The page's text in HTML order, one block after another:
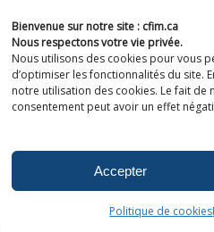
Bienvenue sur notre site : cfim.ca
Nous respectons votre vie privée.
Nous utilisons des cookies pour vous
d’optimiser les fonctionnalités du site.
notre utilisation des cookies. Le fait de
consentement peut avoir un effet
Accepter
Politique de cookies